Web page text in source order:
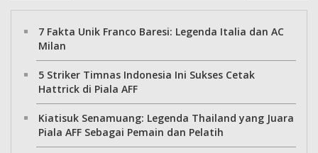
7 Fakta Unik Franco Baresi: Legenda Italia dan AC
Milan
5 Striker Timnas Indonesia Ini Sukses Cetak
Hattrick di Piala AFF
Kiatisuk Senamuang: Legenda Thailand yang Juara
Piala AFF Sebagai Pemain dan Pelatih